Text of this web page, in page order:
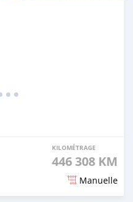
KILOMÉTRAGE
446 308 KM
Manuelle